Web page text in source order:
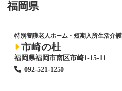
福岡県
特別養護老人ホーム ・短期入所生活介護
市崎の杜
福岡県福岡市南区市崎1-15-11
092-521-1250